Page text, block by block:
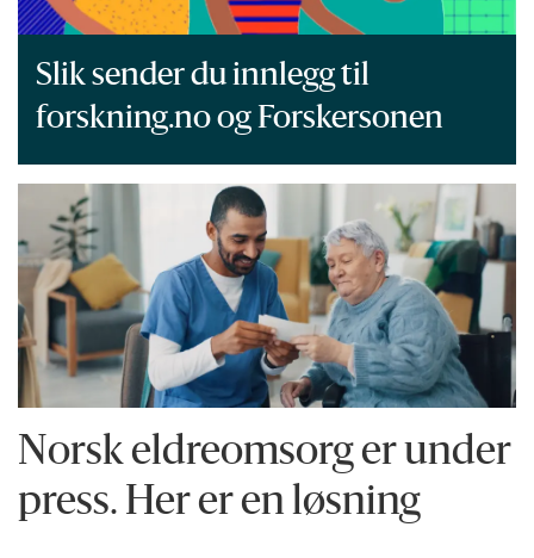
Slik sender du innlegg til
forskning.no og Forskersonen
Norsk eldreomsorg er under
press. Her er en løsning